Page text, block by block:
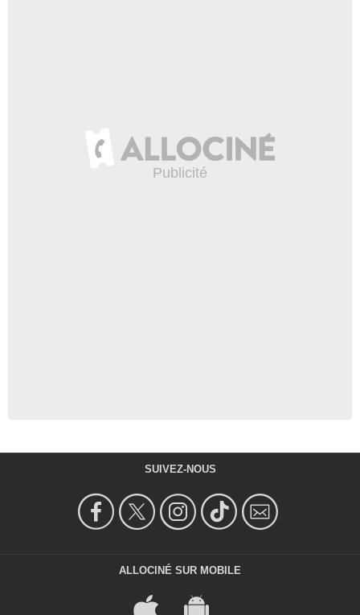
SUIVEZ-NOUS
ALLOCINÉ SUR MOBILE